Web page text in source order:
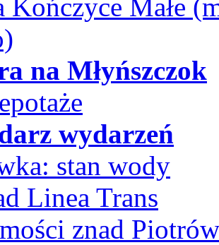
Kończyce Małe
na Młyńszczok
wydarzeń
stan wody
Linea Trans
znad